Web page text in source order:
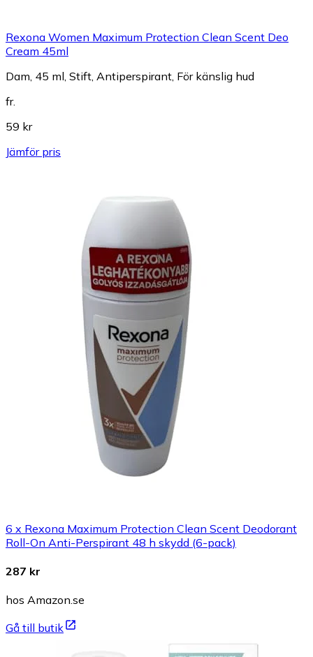
Rexona Women Maximum Protection Clean Scent Deo
Cream 45ml
Dam, 45 ml, Stift, Antiperspirant, För känslig hud
fr.
59 kr
Jämför pris
6 x Rexona Maximum Protection Clean Scent Deodorant
Roll-On Anti-Perspirant 48 h skydd (6-pack)
287 kr
hos Amazon.se
Gå till butik